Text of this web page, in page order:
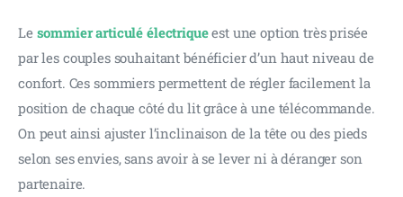
Le sommier articulé électrique est une option très prisée
par les couples souhaitant bénéficier d’un haut niveau de
confort. Ces sommiers permettent de régler facilement la
position de chaque côté du lit grâce à une télécommande.
On peut ainsi ajuster l’inclinaison de la tête ou des pieds
selon ses envies, sans avoir à se lever ni à déranger son
partenaire.